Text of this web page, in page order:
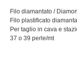
Filo diamantato /
Filo plastificato
Per taglio in cava e
37 o 39 perle/mt